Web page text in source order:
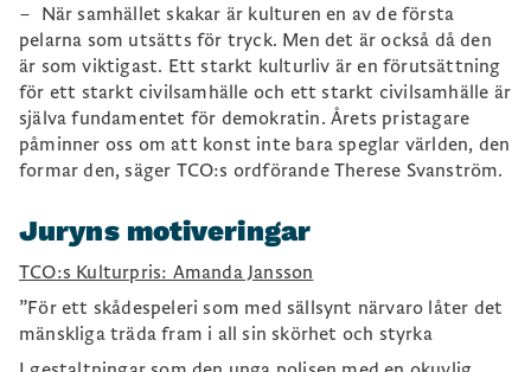
– När samhället skakar är kulturen en av de första
pelarna som utsätts för tryck. Men det är också då den
är som viktigast. Ett starkt kulturliv är en förutsättning
för ett starkt civilsamhälle och ett starkt civilsamhälle är
själva fundamentet för demokratin. Årets pristagare
påminner oss om att konst inte bara speglar världen, den
formar den, säger TCO:s ordförande Therese Svanström.
Juryns motiveringar
TCO:s Kulturpris: Amanda Jansson
”För ett skådespeleri som med sällsynt närvaro låter det
mänskliga träda fram i all sin skörhet och styrka